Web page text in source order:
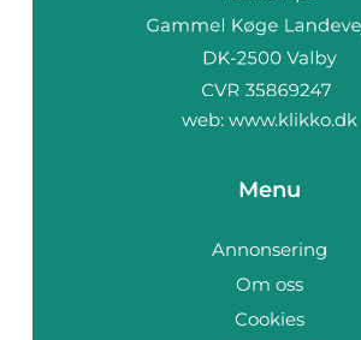
web: www.klikko.dk
Menu
Annonsering
Om oss
Cookies